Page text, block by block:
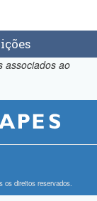
associados ao
os direitos reservados.